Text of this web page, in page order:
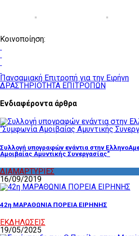
Κοινοποίηση:
Πανσαμιακή Επιτροπή για την Ειρήνη
ΔΡΑΣΤΗΡΙΟΤΗΤΑ ΕΠΙΤΡΟΠΩΝ
Ενδιαφέροντα άρθρα
Συλλογή υπογραφών ενάντια στην
Αμοιβαίας Αμυντικής Συνεργασίας”
ΔΙΑΜΑΡΤΥΡΙΕΣ
16/09/2019
42η ΜΑΡΑΘΩΝΙΑ ΠΟΡΕΙΑ ΕΙΡΗΝΗΣ
ΕΚΔΗΛΩΣΕΙΣ
19/05/2025